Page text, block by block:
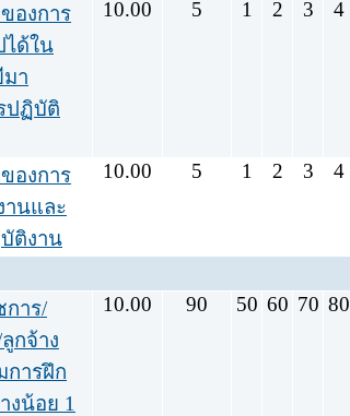
องการ
ได้ใน
มา
ปฏิบัติ
10.00 5 1 2 3 4
องการ
านและ
ติงาน
10.00 5 1 2 3 4
การ/
กจ้าง
การฝึก
งน้อย 1
10.00 90 50 60 70 80